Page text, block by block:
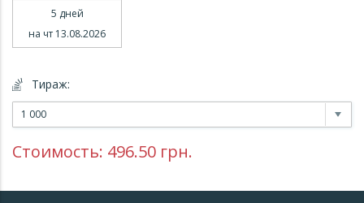
5 дней
на чт 13.08.2026
Тираж:
1 000
Стоимость: 496.50 грн.